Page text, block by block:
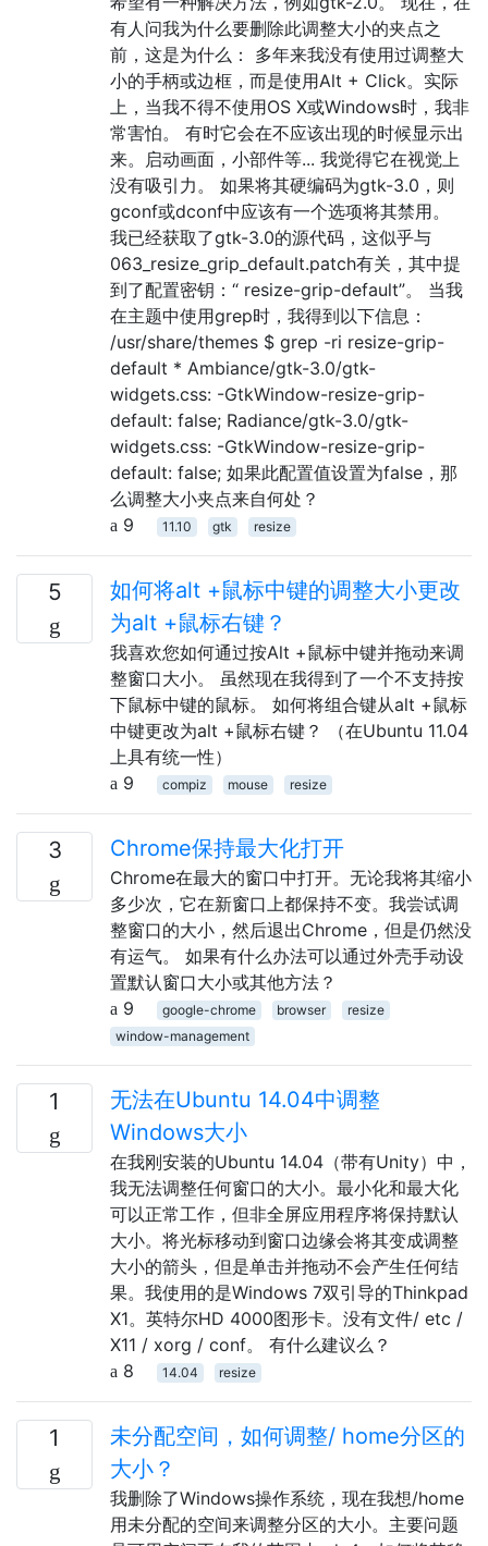
有人问我为什么要删除此调整大小的夹点之
前，这是为什么： 多年来我没有使用过调整大
小的手柄或边框，而是使用Alt + Click。实际
上，当我不得不使用OS X或Windows时，我非
常害怕。 有时它会在不应该出现的时候显示出
来。启动画面，小部件等... 我觉得它在视觉上
没有吸引力。 如果将其硬编码为gtk-3.0，则
gconf或dconf中应该有一个选项将其禁用。
我已经获取了gtk-3.0的源代码，这似乎与
063_resize_grip_default.patch有关，其中提
到了配置密钥：“ resize-grip-default”。 当我
在主题中使用grep时，我得到以下信息：
/usr/share/themes $ grep -ri resize-grip-
default * Ambiance/gtk-3.0/gtk-
widgets.css: -GtkWindow-resize-grip-
default: false; Radiance/gtk-3.0/gtk-
widgets.css: -GtkWindow-resize-grip-
default: false; 如果此配置值设置为false，那
么调整大小夹点来自何处？
9
11.10 gtk resize
5
如何将alt +鼠标中键的调整大小更改
为alt +鼠标右键？
我喜欢您如何通过按Alt +鼠标中键并拖动来调
整窗口大小。 虽然现在我得到了一个不支持按
下鼠标中键的鼠标。 如何将组合键从alt +鼠标
中键更改为alt +鼠标右键？ （在Ubuntu 11.04
上具有统一性）
9
compiz mouse resize
3 Chrome保持最大化打开
Chrome在最大的窗口中打开。无论我将其缩小
多少次，它在新窗口上都保持不变。我尝试调
整窗口的大小，然后退出Chrome，但是仍然没
有运气。 如果有什么办法可以通过外壳手动设
置默认窗口大小或其他方法？
9
google-chrome browser
resize
window-management
1
无法在Ubuntu 14.04中调整
Windows大小
在我刚安装的Ubuntu 14.04（带有Unity）中，
我无法调整任何窗口的大小。最小化和最大化
可以正常工作，但非全屏应用程序将保持默认
大小。将光标移动到窗口边缘会将其变成调整
大小的箭头，但是单击并拖动不会产生任何结
果。我使用的是Windows 7双引导的Thinkpad
X1。英特尔HD 4000图形卡。没有文件/ etc /
X11 / xorg / conf。 有什么建议么？
8
14.04 resize
1
未分配空间，如何调整/ home分区的
大小？
我删除了Windows操作系统，现在我想/home
用未分配的空间来调整分区的大小。主要问题